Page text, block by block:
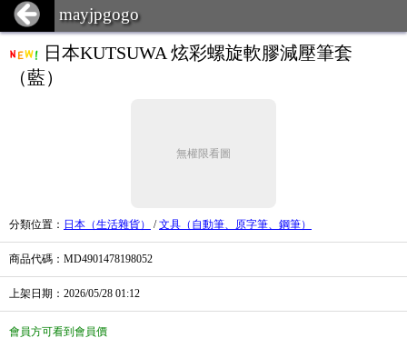
mayjpgogo
日本KUTSUWA 炫彩螺旋軟膠減壓筆套
（藍）
無權限看圖
分類位置 ： 日本（生活雜貨） /文具（自動筆、原字筆、鋼筆）
商品代碼 ：MD4901478198052
上架日期 ：2026/05/28 01:12
會員方可看到會員價